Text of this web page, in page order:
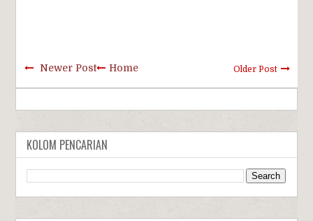
Newer Post Older Post
Home
KOLOM PENCARIAN